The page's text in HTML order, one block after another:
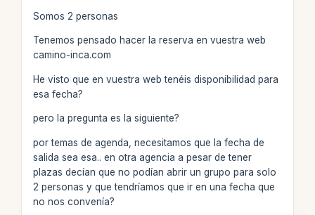
Somos 2 personas
Tenemos pensado hacer la reserva en vuestra web
camino-inca.com
He visto que en vuestra web tenéis disponibilidad para
esa fecha?
pero la pregunta es la siguiente?
por temas de agenda, necesitamos que la fecha de
salida sea esa.. en otra agencia a pesar de tener
plazas decían que no podían abrir un grupo para solo
2 personas y que tendríamos que ir en una fecha que
no nos convenía?